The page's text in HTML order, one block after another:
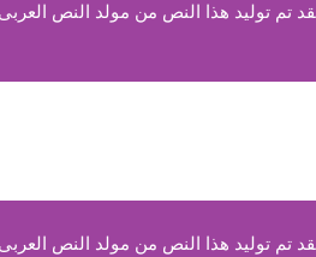
توليد هذا النص من مولد النص
توليد هذا النص من مولد النص